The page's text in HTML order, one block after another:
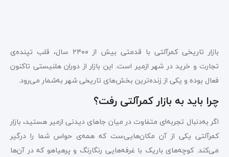
بازار تاریخی کمرآلتی با قدمتی بیش از ۲۴۰۰ سال، قلب تپنده‌ی
تجارت و خرید در شهر ازمیر است. این بازار از دوران هلنیستی تاکنون
فعال بوده و یکی از زنده‌ترین بخش‌های تاریخی شهر به‌شمار می‌رود.
چرا باید به بازار کمرآلتی رفت؟
اگر به‌دنبال تجربه‌ای متفاوت در میان جاهای دیدنی ازمیر هستید، بازار
کمرآلتی یکی از آن مکان‌هایی‌ست که همه‌ی حواس شما را درگیر
می‌کند. کوچه‌های باریک با غرفه‌هایی رنگارنگ و پرهیاهو که در آن‌ها